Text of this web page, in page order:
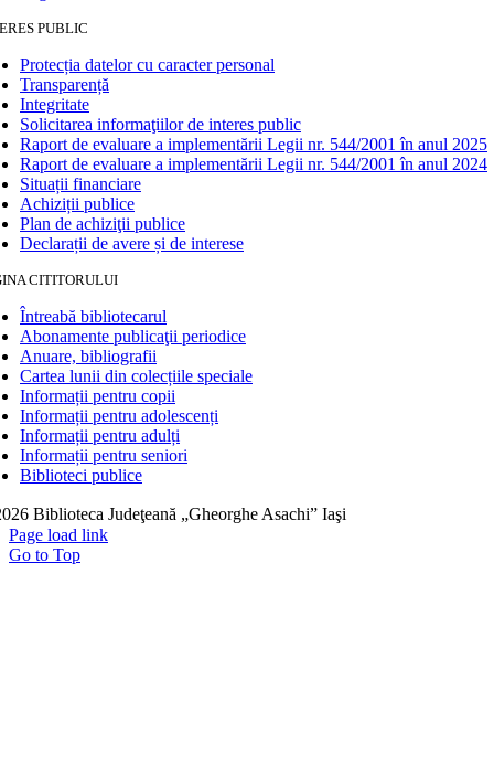
PUBLIC
Protecția datelor cu caracter personal
Transparență
Integritate
Solicitarea informaţiilor de interes public
Raport de evaluare a implementării Legii nr. 544/2001 în anul 2025
Raport de evaluare a implementării Legii nr. 544/2001 în anul 2024
Situații financiare
Achiziții publice
Plan de achiziţii publice
Declarații de avere și de interese
CITITORULUI
Întreabă bibliotecarul
Abonamente publicaţii periodice
Anuare, bibliografii
Cartea lunii din colecțiile speciale
Informații pentru copii
Informații pentru adolescenți
Informații pentru adulți
Informații pentru seniori
Biblioteci publice
Biblioteca Judeţeană „Gheorghe Asachi” Iaşi
Page load link
Go to Top